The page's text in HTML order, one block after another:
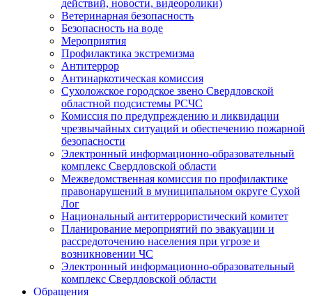
действий, новости, видеоролики)
Ветеринарная безопасность
Безопасность на воде
Мероприятия
Профилактика экстремизма
Антитеррор
Антинаркотическая комиссия
Сухоложское городское звено Свердловской
областной подсистемы РСЧС
Комиссия по предупреждению и ликвидации
чрезвычайных ситуаций и обеспечению пожарной
безопасности
Электронный информационно-образовательный
комплекс Cвердловской области
Межведомственная комиссия по профилактике
правонарушений в муниципальном округе Сухой
Лог
Национальный антитеррористический комитет
Планирование мероприятий по эвакуации и
рассредоточению населения при угрозе и
возникновении ЧС
Электронный информационно-образовательный
комплекс Свердловской области
Обращения